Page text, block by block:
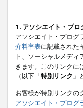
1. アソシエイト・プロ
アソシエイト・プログ
介料率表に記載された
ト、ソーシャルメデ
きます。このリンクに
（以下「特別リンク 」
お客様が特別リンクの
アソシエイト・プログ